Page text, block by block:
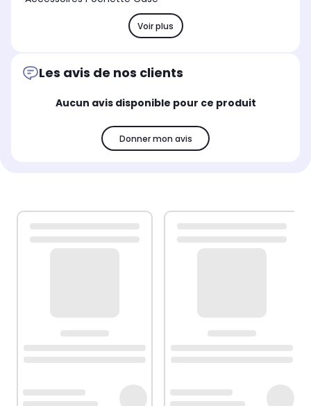
Voir plus
Les avis de nos clients
Aucun avis disponible pour ce produit
Donner mon avis